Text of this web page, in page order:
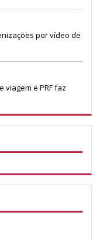
por vídeo de
e PRF faz